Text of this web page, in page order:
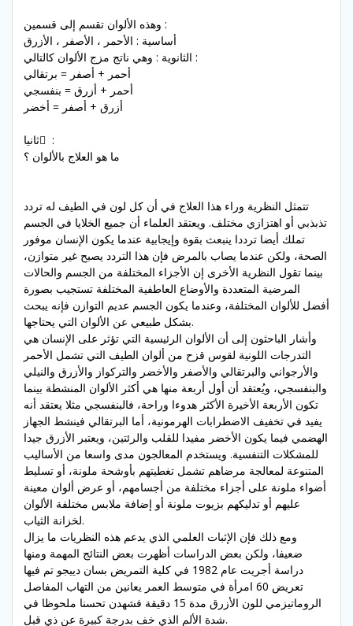
وهذه الألوان تقسم إلى قسمين :
أساسية : الأحمر ، الأصفر ، الأزرق
الثانوية : وهي ناتج مزج الألوان كالتالي :
أحمر + أصفر = برتقالي
أحمر + أزرق = بنفسجي
أزرق + أصفر = أخضر
ثانيا ً :
ما هو العلاج بالألوان ؟
تتمثل النظرية وراء هذا العلاج في أن كل لون في الطيف له تردد
تذبذبي أو اهتزازي مختلف. ويعتقد العلماء أن جميع الخلايا في الجسم
تملك أيضا ترددا ينبعث بقوة وإيجابية عندما يكون الإنسان موفور
الصحة، ولكن عندما يصاب بالمرض فإن هذا التردد يصبح غير متوازن،
بينما تقول النظرية الأخرى إن الأجزاء المختلفة من الجسم والحالات
المرضية المتعددة والأوضاع العاطفية المختلفة تستجيب بصورة
أفضل للألوان المختلفة، وعندما يكون الجسم عديم التوازن فإنه يبحث
بشكل طبيعي عن الألوان التي يحتاجها.
وأشار الباحثون إلى أن الألوان الرئيسية التي تؤثر على الإنسان هي
التدرجات اللونية لقوس قزح من ألوان الطيف التي تشمل الأحمر
والأرجواني والبرتقالي والأصفر والأخضر والتركواز والأزرق والنيلي
والبنفسجي، ويُعتقد أن أول أربعة منها هي أكثر الألوان المنشطة بينما
تكون الأربعة الأخيرة الأكثر هدوءا وراحة، فالبنفسجي مثلا يعتقد أنه
يفيد في تخفيف الاضطرابات الهرمونية، أما البرتقالي فينشط الجهاز
الهضمي فيما يكون الأخضر مفيدا للقلب والرئتين، ويعتبر الأزرق جيدا
للمشكلات التنفسية. ويستخدم المعالجون مدى واسعا من الأساليب
المتنوعة لمعالجة مرضاهم تشمل تغطيتهم بأوشحة ملونة، أو تسليط
أضواء ملونة على أجزاء مختلفة من أجسامهم، أو عرض ألوان معينة
عليهم أو تدليكهم بزيوت ملونة أو إضافة ملابس مختلفة الألوان
لخزانة الثياب.
ومع ذلك فإن الإثبات العلمي الذي يدعم هذه النظريات ما يزال
ضعيفا، ولكن بعض الدراسات أظهرت بعض النتائج المهمة ومنها
دراسة أجريت عام 1982 في كلية التمريض بسان دييجو تم فيها
تعريض 60 امرأة في متوسط العمر يعانين من التهاب المفاصل
الروماتيزمي للون الأزرق مدة 15 دقيقة فشهدن تحسنا ملحوظا في
شدة الألم الذي خف بدرجة كبيرة عن ذي قبل.